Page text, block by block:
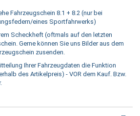
Fahrzeugschein 8.1 + 8.2 (nur bei
eines Sportfahrwerks)
Scheckheft (oftmals auf den letzten
Gerne können Sie uns Bilder aus dem
zusenden.
Ihrer Fahrzeugdaten die Funktion
des Artikelpreis) - VOR dem Kauf. Bzw.